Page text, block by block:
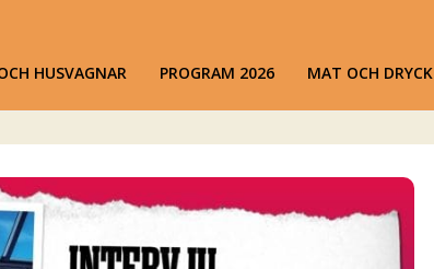
HUSVAGNAR PROGRAM 2026 MAT OCH DRYCK